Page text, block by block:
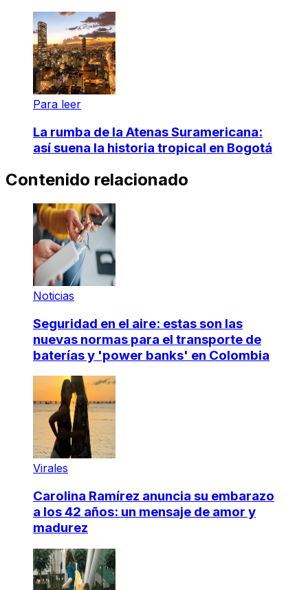
Para leer
La rumba de la Atenas Suramericana:
así suena la historia tropical en Bogotá
Contenido relacionado
Noticias
Seguridad en el aire: estas son las
nuevas normas para el transporte de
baterías y 'power banks' en Colombia
Virales
Carolina Ramírez anuncia su embarazo
a los 42 años: un mensaje de amor y
madurez